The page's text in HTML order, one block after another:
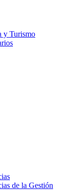
y Turismo
de la Gestión